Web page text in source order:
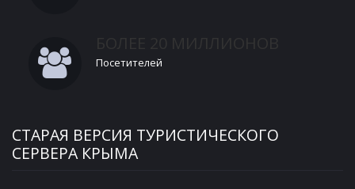
Посетителей
СТАРАЯ ВЕРСИЯ ТУРИСТИЧЕСКОГО
СЕРВЕРА КРЫМА